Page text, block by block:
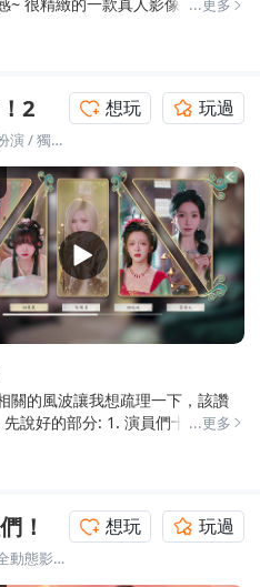
身背景，真的沒想過這種主題居
還過得去，特別喜歡林瞳這個角
做得很到位，雖然顏值可能不是
的女角 全成就難度在同類型遊
多時間湊滿好感度去推進各女主
有強求所有章節100%以上。總結
趣者再購買。
...更多
2
演/獨立製作
想玩 玩過
關的風波讓我想疏理一下，該讚
說好的部分: 1. 演員們十分專
的體量拍短劇都不夠放了，得中
夠觸動人心嗎？加上bgm瞬間有
2K畫質補丁不能說是頂尖，但有
相信有玩過的都公認(成品)劇情
...更多
！
動態影像
想玩 玩過